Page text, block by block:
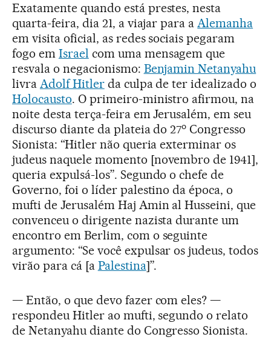
Exatamente quando está prestes, nesta
quarta-feira, dia 21, a viajar para aAlemanha
em visita oficial, as redes sociais pegaram
fogo em Israel com uma mensagem que
resvala o negacionismo: Benjamin Netanyahu
livra Adolf Hitlerda culpa de ter idealizado o
Holocausto. O primeiro-ministro afirmou, na
noite desta terça-feira em Jerusalém, em seu
discurso diante da plateia do 27o Congresso
Sionista: “Hitler não queria exterminar os
judeus naquele momento [novembro de 1941],
queria expulsá-los”. Segundo o chefe de
Governo, foi o líder palestino da época, o
mufti de Jerusalém Haj Amin al Husseini, que
convenceu o dirigente nazista durante um
encontro em Berlim, com o seguinte
argumento: “Se você expulsar os judeus, todos
virão para cá [a Palestina]”.
— Então, o que devo fazer com eles? —
respondeu Hitler ao mufti, segundo o relato
de Netanyahu diante do Congresso Sionista.